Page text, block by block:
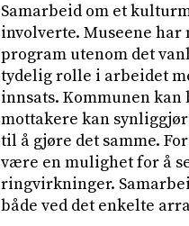
Samarbeid om et
involverte. Museene
program utenom det
tydelig rolle i arbeidet
innsats. Kommunen
mottakere kan
til å gjøre det samme.
være en mulighet for å
ringvirkninger.
både ved det enkelte